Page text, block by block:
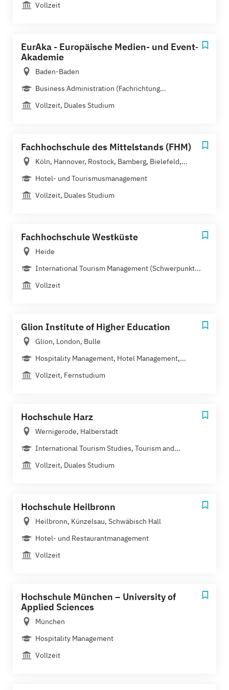
Vollzeit
EurAka - Europäische Medien- und Event-
Akademie
Baden-Baden
Business Administration (Fachrichtung...
Vollzeit, Duales Studium
Fachhochschule des Mittelstands (FHM)
Köln, Hannover, Rostock, Bamberg, Bielefeld,...
Hotel- und Tourismusmanagement
Vollzeit, Duales Studium
Fachhochschule Westküste
Heide
International Tourism Management (Schwerpunkt...
Vollzeit
Glion Institute of Higher Education
Glion, London, Bulle
Hospitality Management, Hotel Management,...
Vollzeit, Fernstudium
Hochschule Harz
Wernigerode, Halberstadt
International Tourism Studies, Tourism and...
Vollzeit, Duales Studium
Hochschule Heilbronn
Heilbronn, Künzelsau, Schwäbisch Hall
Hotel- und Restaurantmanagement
Vollzeit
Hochschule München – University of
Applied Sciences
München
Hospitality Management
Vollzeit